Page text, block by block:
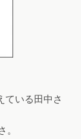
ている田中さ